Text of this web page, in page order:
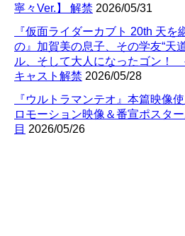
寧々Ver.】 解禁 2026/05/31
『仮面ライダーカブト 20th 天を
の』加賀美の息子、その学友“天
ル、そして大人になったゴン！
キャスト解禁 2026/05/28
『ウルトラマンテオ』本篇映像
ロモーション映像＆番宣ポスタ
目 2026/05/26